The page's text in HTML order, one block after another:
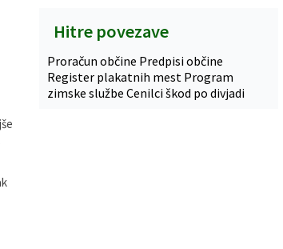
Hitre povezave
Proračun občine Predpisi občine
Register plakatnih mest Program
zimske službe Cenilci škod po divjadi